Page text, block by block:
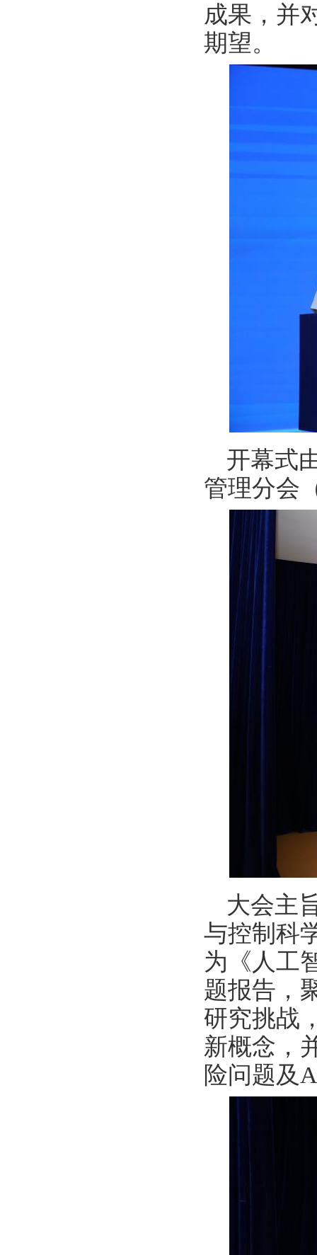
成果，并
期望。
开幕式
管理分会
大会主
与控制科
为《人工
题报告，
研究挑战
新概念，
险问题及